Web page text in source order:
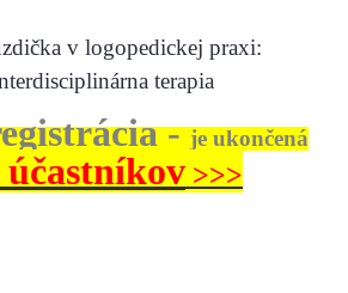
v logopedickej praxi:
terapia
-je ukončená
>>>